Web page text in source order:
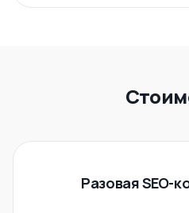
Разовая SEO-